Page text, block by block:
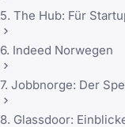
5. The Hub: Für
6. Indeed Norwegen
7. Jobbnorge: Der
8. Glassdoor: